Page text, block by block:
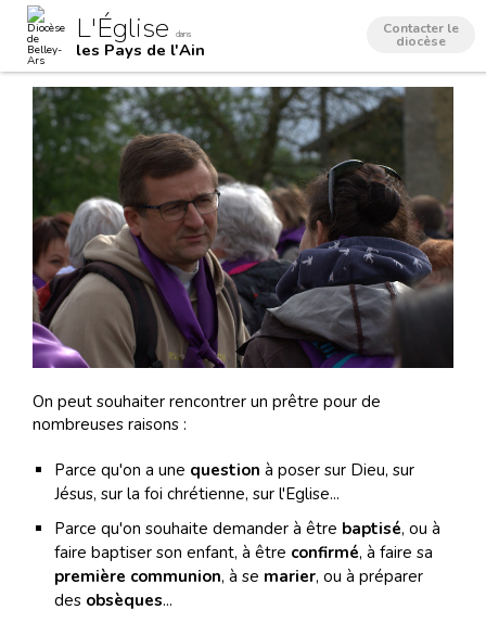
contenu.
navigation
Outils
personnels
L'Église dans
les Pays de l'Ain
Contacter le
diocèse
On peut souhaiter rencontrer un prêtre pour de
nombreuses raisons :
Parce qu'on a une question à poser sur Dieu, sur
Jésus, sur la foi chrétienne, sur l'Eglise...
Parce qu'on souhaite demander à être baptisé, ou à
faire baptiser son enfant, à être confirmé, à faire sa
première communion, à se marier, ou à préparer
des obsèques...